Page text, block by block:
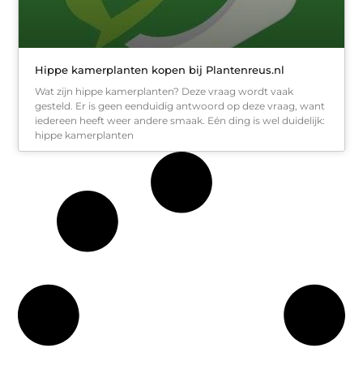
Hippe kamerplanten kopen bij Plantenreus.nl
Wat zijn hippe kamerplanten? Deze vraag wordt vaak
gesteld. Er is geen eenduidig antwoord op deze vraag, want
iedereen heeft weer andere smaak. Eén ding is wel duidelijk:
hippe kamerplanten